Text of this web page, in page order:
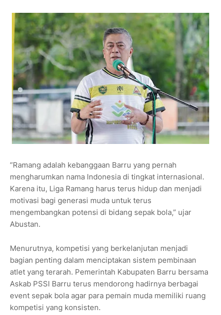
“Ramang adalah kebanggaan Barru yang pernah
mengharumkan nama Indonesia di tingkat internasional.
Karena itu, Liga Ramang harus terus hidup dan menjadi
motivasi bagi generasi muda untuk terus
mengembangkan potensi di bidang sepak bola,” ujar
Abustan.
Menurutnya, kompetisi yang berkelanjutan menjadi
bagian penting dalam menciptakan sistem pembinaan
atlet yang terarah. Pemerintah Kabupaten Barru bersama
Askab PSSI Barru terus mendorong hadirnya berbagai
event sepak bola agar para pemain muda memiliki ruang
kompetisi yang konsisten.